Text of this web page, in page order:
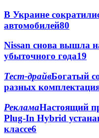
В Украине
автомобилей80
Nissan снова вышла
убыточного года19
Тест-драйвБогатый
разных
РекламаНастоящий
Plug-In Hybrid
классе6